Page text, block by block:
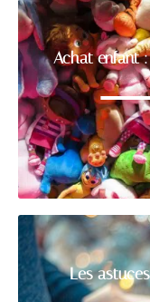
Achat enfant
Les